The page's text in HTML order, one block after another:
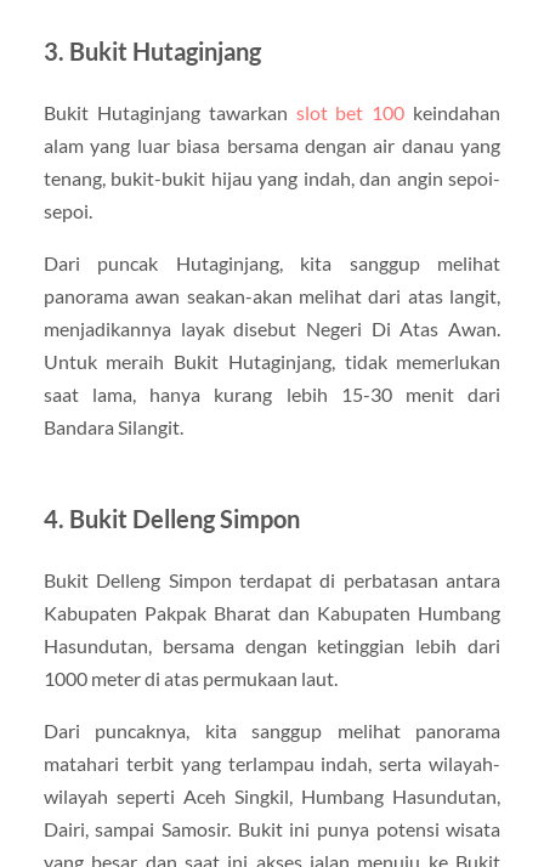
3. Bukit Hutaginjang
Bukit Hutaginjang tawarkan slot bet 100 keindahan
alam yang luar biasa bersama dengan air danau yang
tenang, bukit-bukit hijau yang indah, dan angin sepoi-
sepoi.
Dari puncak Hutaginjang, kita sanggup melihat
panorama awan seakan-akan melihat dari atas langit,
menjadikannya layak disebut Negeri Di Atas Awan.
Untuk meraih Bukit Hutaginjang, tidak memerlukan
saat lama, hanya kurang lebih 15-30 menit dari
Bandara Silangit.
4. Bukit Delleng Simpon
Bukit Delleng Simpon terdapat di perbatasan antara
Kabupaten Pakpak Bharat dan Kabupaten Humbang
Hasundutan, bersama dengan ketinggian lebih dari
1000 meter di atas permukaan laut.
Dari puncaknya, kita sanggup melihat panorama
matahari terbit yang terlampau indah, serta wilayah-
wilayah seperti Aceh Singkil, Humbang Hasundutan,
Dairi, sampai Samosir. Bukit ini punya potensi wisata
yang besar dan saat ini akses jalan menuju ke Bukit